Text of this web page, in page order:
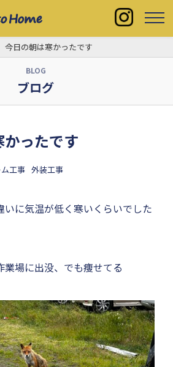
今日の朝は寒かったです
BLOG
ブログ
ったです
工事 外装工事
いに気温が低く寒いくらいでした
場に出没、でも痩せてる